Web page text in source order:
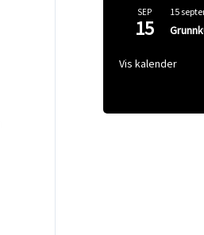
SEP
15
15
Vis kalender